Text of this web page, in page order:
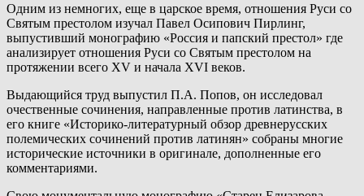
Одним из немногих, еще в царское время, отношения Руси со
Святым престолом изучал Павел Осипович Пирлинг,
выпустивший монографию «Россия и папский престол» где
анализирует отношения Руси со Святым престолом на
протяжении всего XV и начала XVI веков.
Выдающийся труд выпустил П.А. Попов, он исследовал
очественные сочинения, направленные против латинства, в
его книге «Историко-литературный обзор древнерусских
полемических сочинений против латинян» собраны многие
исторические источники в оригинале, дополненные его
комментариями.